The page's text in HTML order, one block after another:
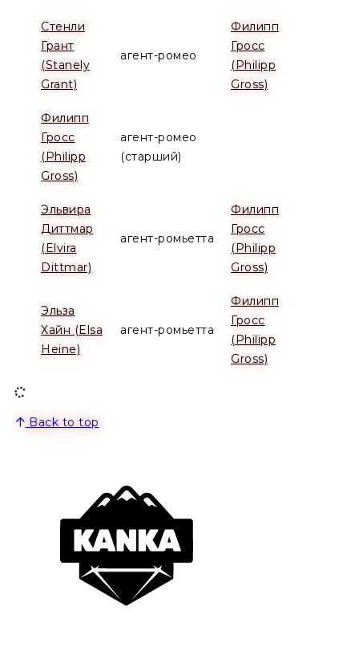
Стенли
Грант
(Stanely
Grant)
агент-ромео
Филипп
Гросс
(Philipp
Gross)
Филипп
Гросс
(Philipp
Gross)
агент-ромео
(старший)
Эльвира
Диттмар
(Elvira
Dittmar)
агент-ромьетта
Филипп
Гросс
(Philipp
Gross)
Эльза
Хайн (Elsa
Heine)
агент-ромьетта
Филипп
Гросс
(Philipp
Gross)
Back to top